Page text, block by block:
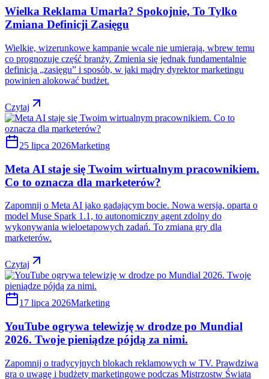
Wielka Reklama Umarła? Spokojnie, To Tylko
Zmiana Definicji Zasięgu
Wielkie, wizerunkowe kampanie wcale nie umierają, wbrew temu
co prognozuje część branży. Zmienia się jednak fundamentalnie
definicja „zasięgu” i sposób, w jaki mądry dyrektor marketingu
powinien alokować budżet.
Czytaj
25 lipca 2026Marketing
Meta AI staje się Twoim wirtualnym pracownikiem.
Co to oznacza dla marketerów?
Zapomnij o Meta AI jako gadającym bocie. Nowa wersja, oparta o
model Muse Spark 1.1, to autonomiczny agent zdolny do
wykonywania wieloetapowych zadań. To zmiana gry dla
marketerów.
Czytaj
17 lipca 2026Marketing
YouTube ogrywa telewizję w drodze po Mundial
2026. Twoje pieniądze pójdą za nimi.
Zapomnij o tradycyjnych blokach reklamowych w TV. Prawdziwa
gra o uwagę i budżety marketingowe podczas Mistrzostw Świata